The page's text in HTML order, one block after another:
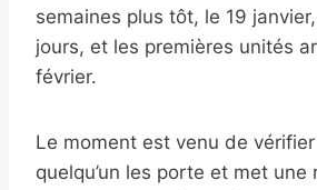
semaines plus tôt, le 19
jours, et les premières unités
février.
Le moment est venu de
quelqu’un les porte et met une